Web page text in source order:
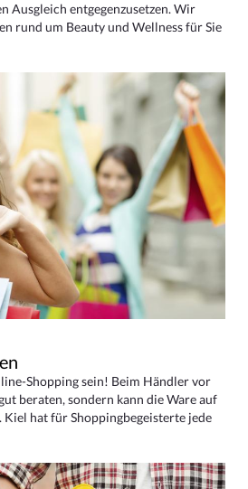
Ausgleich entgegenzusetzen. Wir
rund um Beauty und Wellness für Sie
Shopping sein! Beim Händler vor
beraten, sondern kann die Ware auf
hat für Shoppingbegeisterte jede